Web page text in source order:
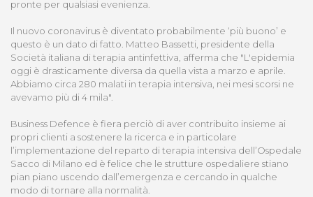
pronte per qualsiasi evenienza.
Il nuovo coronavirus è diventato probabilmente ‘più buono’ e
questo è un dato di fatto. Matteo Bassetti, presidente della
Società italiana di terapia antinfettiva, afferma che "L'epidemia
oggi è drasticamente diversa da quella vista a marzo e aprile.
Abbiamo circa 280 malati in terapia intensiva, nei mesi scorsi ne
avevamo più di 4 mila".
Business Defence è fiera perciò di aver contribuito insieme ai
propri clienti a sostenere la ricerca e in particolare
l’implementazione del reparto di terapia intensiva dell’Ospedale
Sacco di Milano ed è felice che le strutture ospedaliere stiano
pian piano uscendo dall’emergenza e cercando in qualche
modo di tornare alla normalità.